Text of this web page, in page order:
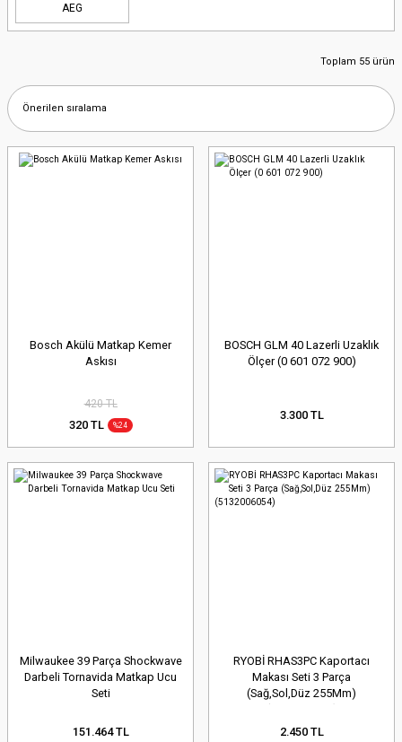
AEG
Toplam 55 ürün
Bosch Akülü Matkap Kemer
Askısı
420 TL
320 TL %24
BOSCH GLM 40 Lazerli Uzaklık
Ölçer (0 601 072 900)
3.300 TL
Milwaukee 39 Parça Shockwave
Darbeli Tornavida Matkap Ucu
Seti
151.464 TL
RYOBİ RHAS3PC Kaportacı
Makası Seti 3 Parça
(Sağ,Sol,Düz 255Mm)
2.450 TL